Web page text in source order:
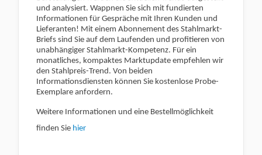
und analysiert. Wappnen Sie sich mit fundierten
Informationen für Gespräche mit Ihren Kunden und
Lieferanten! Mit einem Abonnement des Stahlmarkt-
Briefs sind Sie auf dem Laufenden und profitieren von
unabhängiger Stahlmarkt-Kompetenz. Für ein
monatliches, kompaktes Marktupdate empfehlen wir
den Stahlpreis-Trend. Von beiden
Informationsdiensten können Sie kostenlose Probe-
Exemplare anfordern.
Weitere Informationen und eine Bestellmöglichkeit
finden Sie hier